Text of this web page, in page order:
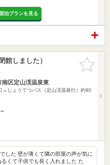
泊プランを見る
お気に入
りに追加
館しました）
南区定山渓温泉東
→じょうてつバス（定山渓温泉行）約90
した 壁が薄くて隣の部屋の声が気に
くて子供でも長く入れました た